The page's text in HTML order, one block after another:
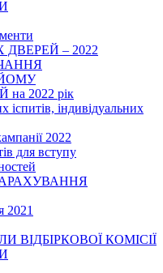
ДВЕРЕЙ – 2022
2022 рік
іспитів, індивідуальних
2022
для вступу
2021
ВІДБІРКОВОЇ КОМІСІЇ